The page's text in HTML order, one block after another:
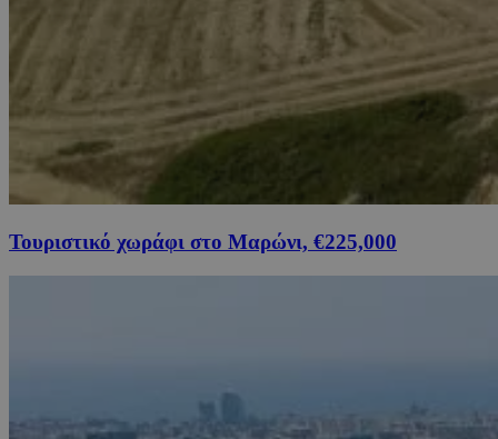
Τουριστικό χωράφι στο Μαρώνι, €225,000